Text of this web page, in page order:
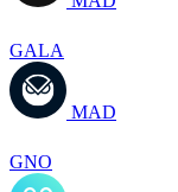
GALA
MAD
GNO